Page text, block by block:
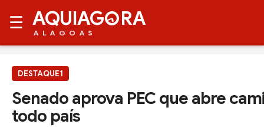
☰ AQUIAG RA
ALAGOAS
DESTAQUE1
Senado aprova PEC que abre
todo país